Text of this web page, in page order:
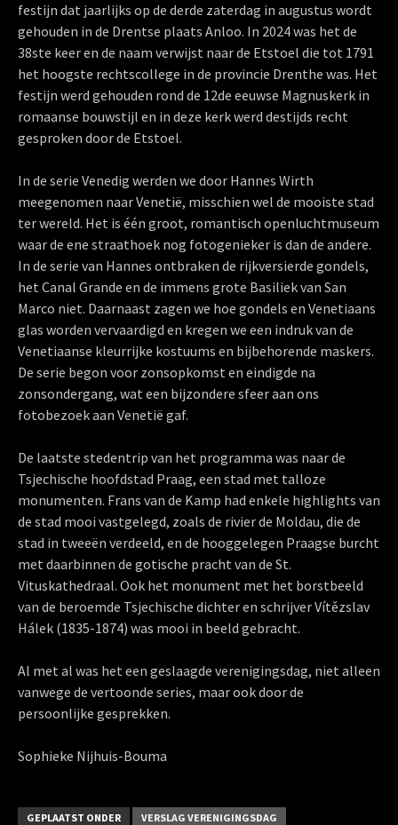
festijn dat jaarlijks op de derde zaterdag in augustus wordt
gehouden in de Drentse plaats Anloo. In 2024 was het de
38ste keer en de naam verwijst naar de Etstoel die tot 1791
het hoogste rechtscollege in de provincie Drenthe was. Het
festijn werd gehouden rond de 12de eeuwse Magnuskerk in
romaanse bouwstijl en in deze kerk werd destijds recht
gesproken door de Etstoel.
In de serie Venedig werden we door Hannes Wirth
meegenomen naar Venetië, misschien wel de mooiste stad
ter wereld. Het is één groot, romantisch openluchtmuseum
waar de ene straathoek nog fotogenieker is dan de andere.
In de serie van Hannes ontbraken de rijkversierde gondels,
het Canal Grande en de immens grote Basiliek van San
Marco niet. Daarnaast zagen we hoe gondels en Venetiaans
glas worden vervaardigd en kregen we een indruk van de
Venetiaanse kleurrijke kostuums en bijbehorende maskers.
De serie begon voor zonsopkomst en eindigde na
zonsondergang, wat een bijzondere sfeer aan ons
fotobezoek aan Venetië gaf.
De laatste stedentrip van het programma was naar de
Tsjechische hoofdstad Praag, een stad met talloze
monumenten. Frans van de Kamp had enkele highlights van
de stad mooi vastgelegd, zoals de rivier de Moldau, die de
stad in tweeën verdeeld, en de hooggelegen Praagse burcht
met daarbinnen de gotische pracht van de St.
Vituskathedraal. Ook het monument met het borstbeeld
van de beroemde Tsjechische dichter en schrijver Vítězslav
Hálek (1835-1874) was mooi in beeld gebracht.
Al met al was het een geslaagde verenigingsdag, niet alleen
vanwege de vertoonde series, maar ook door de
persoonlijke gesprekken.
Sophieke Nijhuis-Bouma
GEPLAATST ONDER VERSLAG VERENIGINGSDAG